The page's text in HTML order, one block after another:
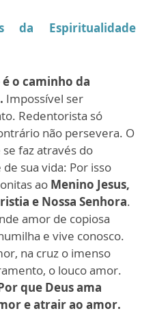
da Espiritualidade
o caminho da
Impossível ser
Redentorista só
não persevera. O
faz através do
sua vida: Por isso
ao Menino Jesus,
e Nossa Senhora.
amor de copiosa
e vive conosco.
na cruz o imenso
o louco amor.
que Deus ama
e atrair ao amor.